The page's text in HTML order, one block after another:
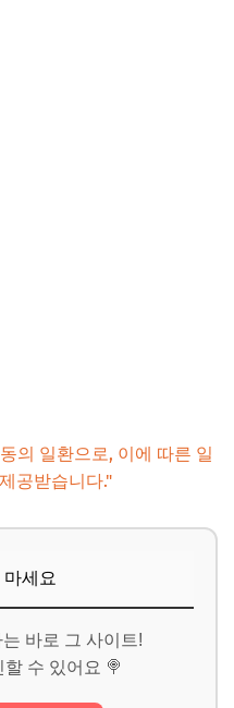
의 일환으로, 이에 따른 일
공받습니다."
마세요
바로 그 사이트!
수 있어요 🍭